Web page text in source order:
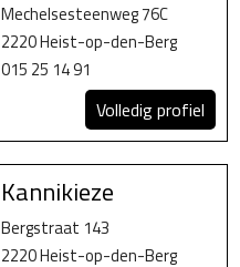
Mechelsesteenweg 76C
2220 Heist-op-den-Berg
015 25 14 91
Volledig profiel
Kannikieze
Bergstraat 143
2220 Heist-op-den-Berg